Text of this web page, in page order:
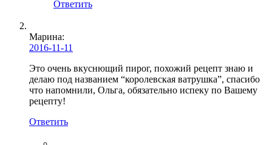
Ответить
Марина:
2016-11-11
Это очень вкуснющий пирог, похожий рецепт знаю и
делаю под названием “королевская ватрушка”, спасибо
что напомнили, Ольга, обязательно испеку по Вашему
рецепту!
Ответить